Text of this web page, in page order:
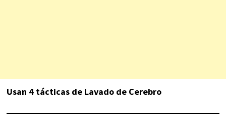
Usan 4 tácticas de Lavado de Cerebro